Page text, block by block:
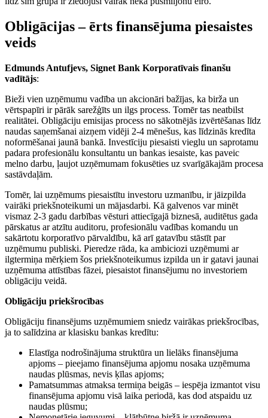
Obligācijas – ērts finansējuma piesaistes
veids
Edmunds Antufjevs, Signet Bank Korporatīvais finanšu
vadītājs:
Bieži vien uzņēmumu vadība un akcionāri bažījas, ka birža un
vērtspapīri ir pārāk sarežģīts un ilgs process. Tomēr tas neatbilst
realitātei. Obligāciju emisijas process no sākotnējās izvērtēšanas līdz
naudas saņemšanai aizņem vidēji 2-4 mēnešus, kas līdzinās kredīta
noformēšanai jaunā bankā. Investīciju piesaisti vieglu un saprotamu
padara profesionālu konsultantu un bankas iesaiste, kas paveic
melno darbu, ļaujot uzņēmumam fokusēties uz svarīgākajām procesa
sastāvdaļām.
Tomēr, lai uzņēmums piesaistītu investoru uzmanību, ir jāizpilda
vairāki priekšnoteikumi un mājasdarbi. Kā galvenos var minēt
vismaz 2-3 gadu darbības vēsturi attiecīgajā biznesā, auditētus gada
pārskatus ar atzītu auditoru, profesionālu vadības komandu un
sakārtotu korporatīvo pārvaldību, kā arī gatavību stāstīt par
uzņēmumu publiski. Pieredze rāda, ka ambiciozi uzņēmumi ar
ilgtermiņa mērķiem šos priekšnoteikumus izpilda un ir gatavi jaunai
uzņēmuma attīstības fāzei, piesaistot finansējumu no investoriem
obligāciju veidā.
Obligāciju priekšrocības
Obligāciju finansējums uzņēmumiem sniedz vairākas priekšrocības,
ja to salīdzina ar klasisku bankas kredītu:
Elastīga nodrošinājuma struktūra un lielāks finansējuma
apjoms – pieejamo finansējuma apjomu nosaka uzņēmuma
naudas plūsmas, nevis ķīlas apjoms;
Pamatsummas atmaksa termiņa beigās – iespēja izmantot visu
finansējuma apjomu visā laika periodā, kas dod atspaidu uz
naudas plūsmu;